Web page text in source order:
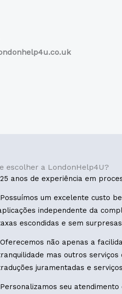
escolher a LondonHelp4U?
25 anos de experiência em
Possuímos um excelente custo
independente da
escondidas e sem
Oferecemos não apenas a
mas outros
juramentadas e
Personalizamos seu